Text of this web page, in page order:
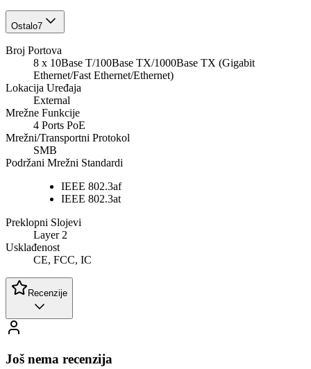
Ostalo7
Broj Portova
8 x 10Base T/100Base TX/1000Base TX (Gigabit
Ethernet/Fast Ethernet/Ethernet)
Lokacija Uređaja
External
Mrežne Funkcije
4 Ports PoE
Mrežni/Transportni Protokol
SMB
Podržani Mrežni Standardi
IEEE 802.3af
IEEE 802.3at
Preklopni Slojevi
Layer 2
Usklađenost
CE, FCC, IC
Recenzije
Još nema recenzija